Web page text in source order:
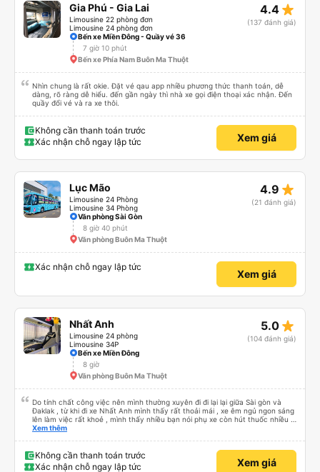
Gia Phú - Gia Lai
Limousine 22 phòng đơn
Limousine 24 phòng đơn
4.4 star_rate
(137 đánh giá)
Bến xe Miền Đông - Quầy vé 36
7 giờ 10 phút
Bến xe Phía Nam Buôn Ma Thuột
Nhìn chung là rất okie. Đặt vé qau app nhiều phương thức thanh toán, dễ
dàng, rõ ràng dễ hiểu. đến gần ngày thì nhà xe gọi điện thoại xác nhận. Đến
quầy đổi vé và ra xe thôi.
Không cần thanh toán trước
Xác nhận chỗ ngay lập tức
Xem giá
Lục Mão
Limousine 24 Phòng
Limousine 34 Phòng
4.9 star_rate
(21 đánh giá)
Văn phòng Sài Gòn
8 giờ 40 phút
Văn phòng Buôn Ma Thuột
Xác nhận chỗ ngay lập tức
Xem giá
Nhất Anh
Limousine 24 phòng
Limousine 34P
5.0 star_rate
(104 đánh giá)
Bến xe Miền Đông
8 giờ
Văn phòng Buôn Ma Thuột
Do tính chất công việc nên mình thường xuyên đi đi lại lại giữa Sài gòn và
Đaklak , từ khi đi xe Nhất Anh mình thấy rất thoải mái , xe êm ngủ ngon sáng
lên làm việc rất khoẻ , mình thấy nhiều bạn nói phụ xe còn hút thuốc nhiều ,
mình thấy phụ cũng có hút nhưng các bạn ấy cũng để khói ngay chỗ hut
Xem thêm
Không cần thanh toán trước
Xác nhận chỗ ngay lập tức
Xem giá